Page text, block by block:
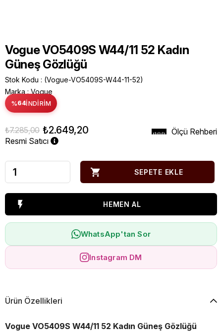
Vogue VO5409S W44/11 52 Kadın
Güneş Gözlüğü
Stok Kodu
(Vogue-VO5409S-W44-11-52)
Marka : Vogue
%64İNDIRIM
₺7.285,00 ₺2.649,20
Resmi Satıcı
Ölçü Rehberi
WhatsApp'tan Sor
Instagram DM
Ürün Özellikleri
Vogue VO5409S W44/11 52 Kadın Güneş Gözlüğü